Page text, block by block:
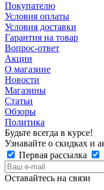
Покупателю
Условия оплаты
Условия доставки
Гарантия на товар
Вопрос-ответ
Акции
О магазине
Новости
Магазины
Статьи
Обзоры
Политика
Будьте всегда в курсе!
Узнавайте о скидках и
Первая рассылка
Оставайтесь на связи